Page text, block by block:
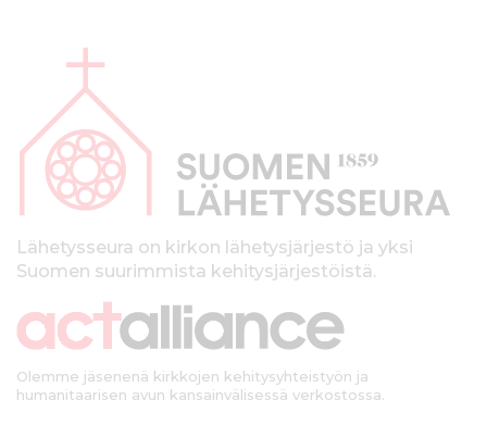
p
kLähetysseura on kirkon lähetysjärjestö ja yksi
Suomen suurimmista kehitysjärjestöistä.
Olemme jäsenenä kirkkojen kehitysyhteistyön ja
humanitaarisen avun kansainvälisessä verkostossa.